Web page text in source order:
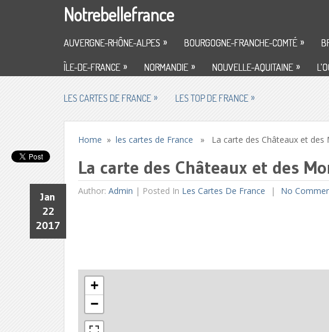
Notrebellefrance
AUVERGNE-RHÔNE-ALPES » BOURGOGNE-FRANCHE-COMTÉ »
ÎLE-DE-FRANCE » NORMANDIE » NOUVELLE-AQUITAINE »
LES CARTES DE FRANCE » LES TOP DE FRANCE »
Home »les cartes de France » La carte des Châteaux et des
La carte des Châteaux et des
Author:Admin |
Jan
22
2017
Posted In Les Cartes De France No
+
−